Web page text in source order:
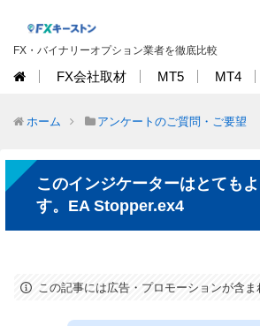
FX・バイナリーオプション業者を徹底比較
FX会社取材 MT5 MT4
ホーム アンケートのご質問・ご要望
このインジケーターはとても
す。EA Stopper.ex4
この記事には広告・プロモーションが含ま